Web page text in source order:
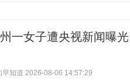
一女子遭央视新闻曝
早知道 2026-08-06 14:57:29